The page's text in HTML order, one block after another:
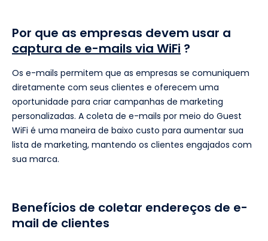
Por que as empresas devem usar a
captura de e-mails via WiFi ?
Os e-mails permitem que as empresas se comuniquem
diretamente com seus clientes e oferecem uma
oportunidade para criar campanhas de marketing
personalizadas. A coleta de e-mails por meio do Guest
WiFi é uma maneira de baixo custo para aumentar sua
lista de marketing, mantendo os clientes engajados com
sua marca.
Benefícios de coletar endereços de e-
mail de clientes